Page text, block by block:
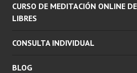
CURSO DE MEDITACIÓN ONLINE
LIBRES
CONSULTA INDIVIDUAL
BLOG